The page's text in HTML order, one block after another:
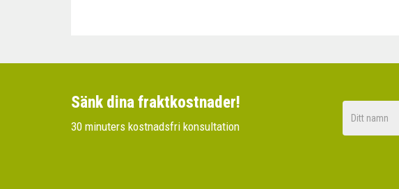
Sänk dina fraktkostnader!
30 minuters kostnadsfri konsultation